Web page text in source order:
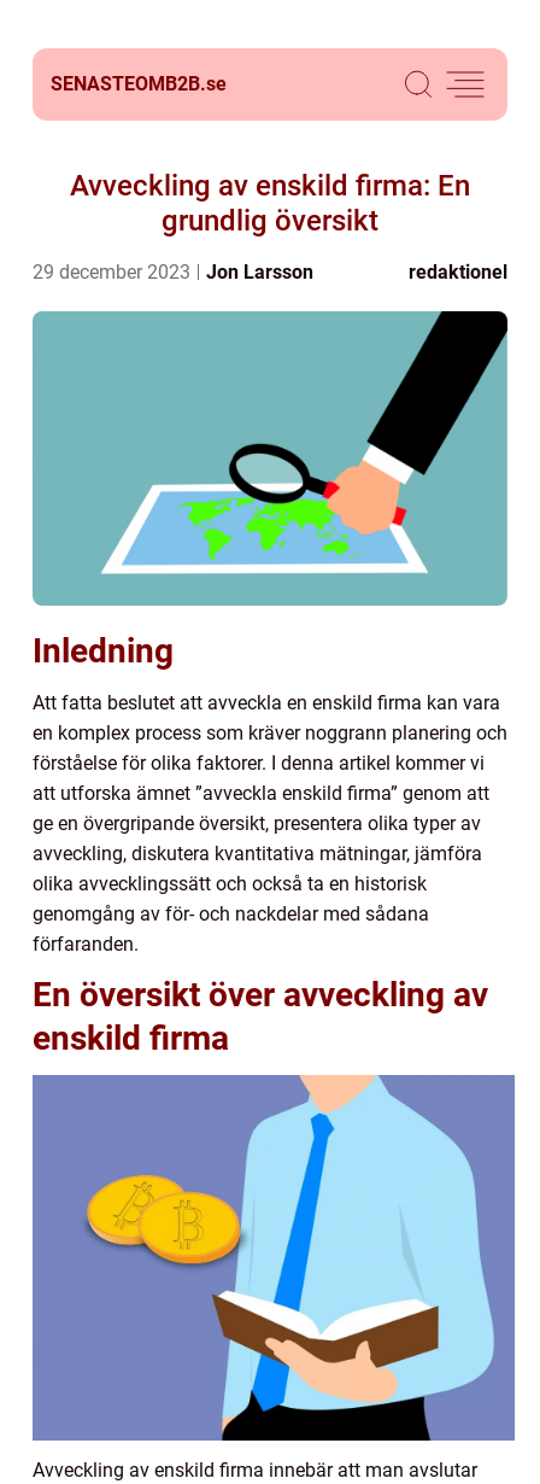
SENASTEOMB2B.se
Avveckling av enskild firma: En
grundlig översikt
29 december 2023 Jon Larsson redaktionel
Inledning
Att fatta beslutet att avveckla en enskild firma kan vara
en komplex process som kräver noggrann planering och
förståelse för olika faktorer. I denna artikel kommer vi
att utforska ämnet ”avveckla enskild firma” genom att
ge en övergripande översikt, presentera olika typer av
avveckling, diskutera kvantitativa mätningar, jämföra
olika avvecklingssätt och också ta en historisk
genomgång av för- och nackdelar med sådana
förfaranden.
En översikt över avveckling av
enskild firma
Avveckling av enskild firma innebär att man avslutar